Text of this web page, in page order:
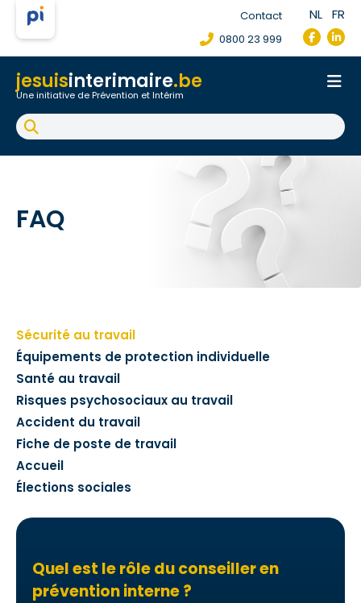
Contact
0800 23 999
NL FR
jesuisinterimaire.be
Une initiative de Prévention et Intérim
Accueil
Fiche de poste de travail
Accident du travail
FAQ
Sécurité au travail
Équipements de protection individuelle
Santé au travail
Risques psychosociaux au travail
Accident du travail
Fiche de poste de travail
Accueil
Élections sociales
Quel est le rôle du conseiller en
prévention interne ?